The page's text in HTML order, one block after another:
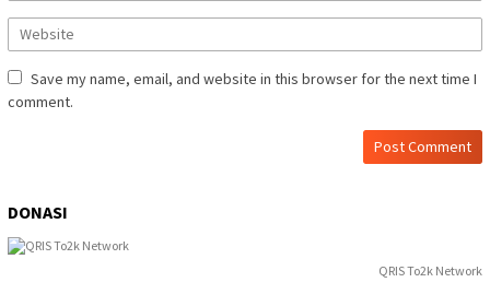
Save my name, email, and website in this browser for the next time I
comment.
DONASI
QRIS To2k Network